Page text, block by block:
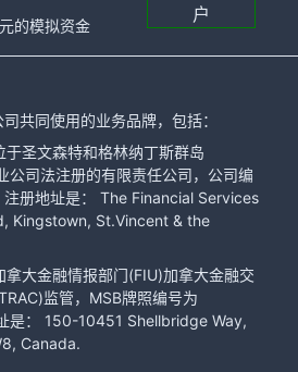
的模拟资金
户
共同使用的业务品牌，包括：
圣文森特和格林纳丁斯群岛
公司法注册的有限责任公司，公司编
册地址是： The Financial Services
Kingstown, St.Vincent & the
大金融情报部门(FIU)加拿大金融交
监管，MSB牌照编号为
是： 150-10451 Shellbridge Way,
Canada.